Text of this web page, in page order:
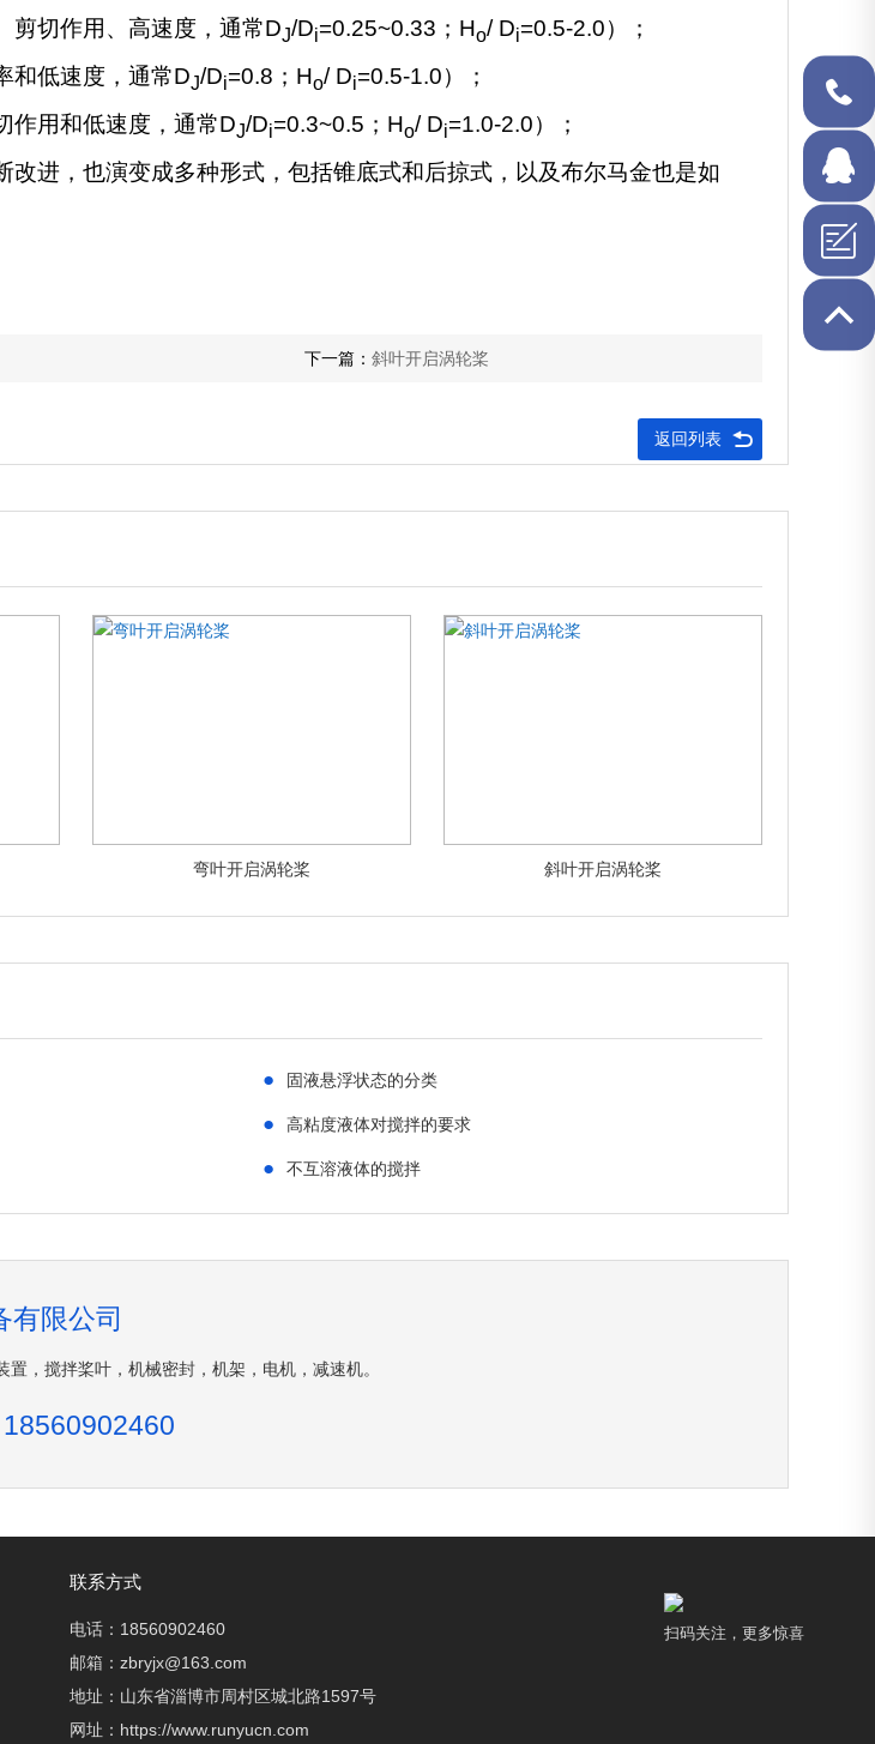
剪切作用、高速度，通常DJ/Di=0.25~0.33 ； Ho/ Di=0.5-2.0）；
和低速度，通常DJ/Di=0.8 ； Ho/ Di=0.5-1.0）；
作用和低速度，通常DJ/Di=0.3~0.5 ； Ho/ Di=1.0-2.0）；
改进，也演变成多种形式，包括锥底式和后掠式，以及布尔马金也是如
下一篇： 斜叶开启涡轮桨
返回列表
弯叶开启涡轮桨 斜叶开启涡轮桨
● 固液悬浮状态的分类
● 高粘度液体对搅拌的要求
● 不互溶液体的搅拌
有限公司
，搅拌桨叶，机械密封，机架，电机，减速机。
18560902460
扫码关注，更多惊喜
联系方式
电话：18560902460
邮箱：zbryjx@163.com
地址：山东省淄博市周村区城北路1597号
网址：https://www.runyucn.com
在线QQ